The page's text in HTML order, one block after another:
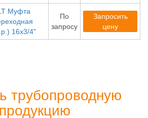
Муфта
16х3/4"
По
запросу
Запросить
цену
трубопроводную
продукцию